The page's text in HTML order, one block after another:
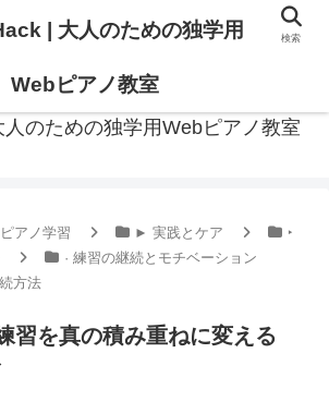
のための独学用Webピアノ教室
ピアノ学習 ► 実践とケア
‣
· 練習の継続とモチベーション
方法
習を真の積み重ねに変える
| 大人のための独学用
Webピアノ教室
検索